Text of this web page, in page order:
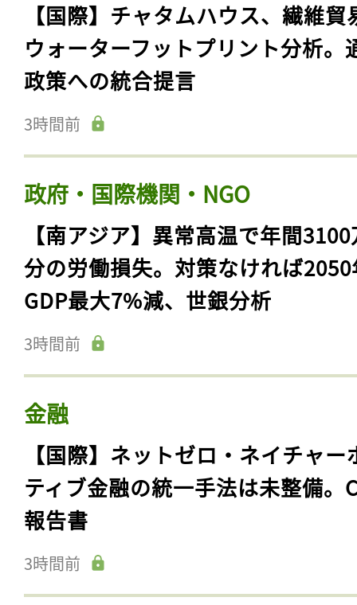
【国際】チャタムハウス、繊維貿
ウォーターフットプリント分析。
政策への統合提言
3時間前
政府・国際機関・NGO
【南アジア】異常高温で年間
分の労働損失。対策なければ
GDP最大7%減、世銀分析
3時間前
金融
【国際】ネットゼロ・ネイチャー
ティブ金融の統一手法は未整備。
報告書
3時間前